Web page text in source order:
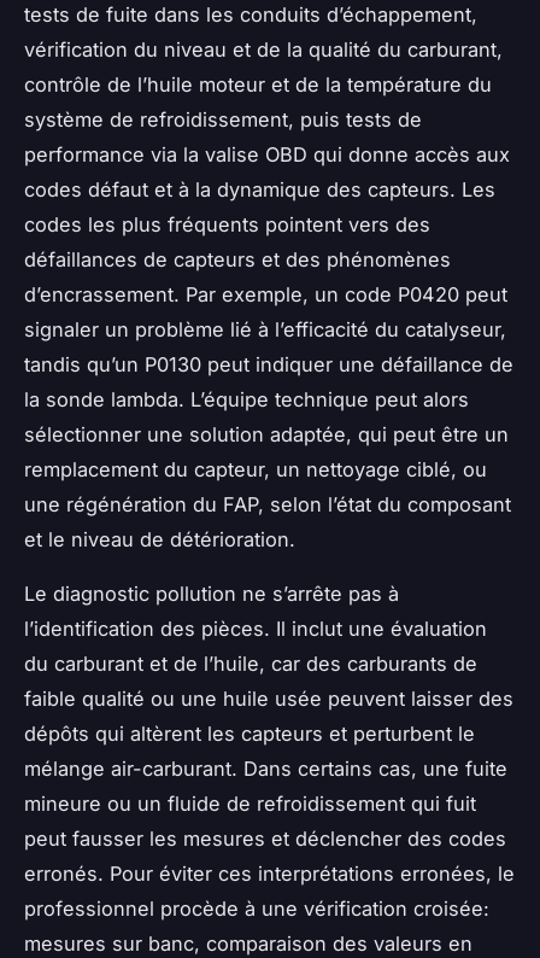
tests de fuite dans les conduits d’échappement,
vérification du niveau et de la qualité du carburant,
contrôle de l’huile moteur et de la température du
système de refroidissement, puis tests de
performance via la valise OBD qui donne accès aux
codes défaut et à la dynamique des capteurs. Les
codes les plus fréquents pointent vers des
défaillances de capteurs et des phénomènes
d’encrassement. Par exemple, un code P0420 peut
signaler un problème lié à l’efficacité du catalyseur,
tandis qu’un P0130 peut indiquer une défaillance de
la sonde lambda. L’équipe technique peut alors
sélectionner une solution adaptée, qui peut être un
remplacement du capteur, un nettoyage ciblé, ou
une régénération du FAP, selon l’état du composant
et le niveau de détérioration.
Le diagnostic pollution ne s’arrête pas à
l’identification des pièces. Il inclut une évaluation
du carburant et de l’huile, car des carburants de
faible qualité ou une huile usée peuvent laisser des
dépôts qui altèrent les capteurs et perturbent le
mélange air-carburant. Dans certains cas, une fuite
mineure ou un fluide de refroidissement qui fuit
peut fausser les mesures et déclencher des codes
erronés. Pour éviter ces interprétations erronées, le
professionnel procède à une vérification croisée:
mesures sur banc, comparaison des valeurs en